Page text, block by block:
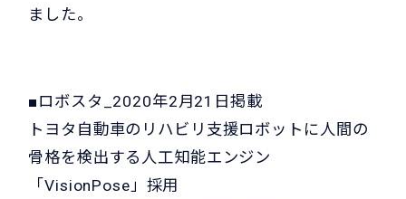
ました。
■ロボスタ_2020年2月21日掲載
トヨタ自動車のリハビリ支援ロボットに人間の
骨格を検出する人工知能エンジン
「VisionPose」採用